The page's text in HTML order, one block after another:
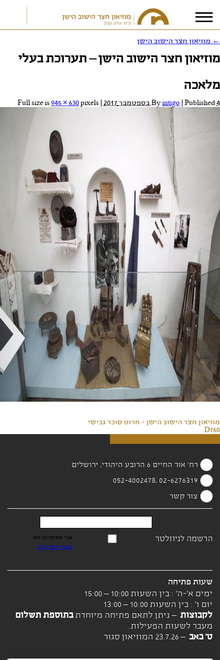
אני מאשר/ת אתתנאי הפרטיות
← מוזיאון חצר הישוב הישן
מוזיאון חצר הישוב הישן – תערוכת בעלי
מלאכה
Byintigo Published4 בספטמבר 2017 945 × 630pixels
מוזיאון חצר הישוב הישן - חרוט סוכר גבישי
D760
רח' אור החיים 6 הרובע היהודי, ירושלים
02-6276319 ,052-4002478
צור קשר
הרשמה לניוזלטר
אני מאשר/ת את
תנאי הפרטיות
שעות פתיחה
ימים א'-ה' : בין השעות 10:00 – 15:00
יום ו' : בין השעות 10:00 – 13:00
לקבוצות – ניתן לתאם פתיחה מיוחדתבתוספת תשלום
מעבר לשעות הפעילות.
ט' באב– 23.7.26 המוזיאון סגור